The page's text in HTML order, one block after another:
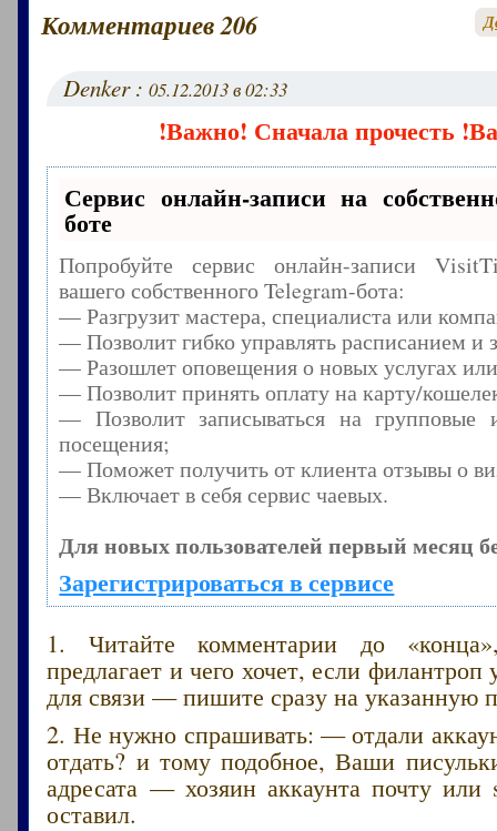
Комментариев 206
Denker :05.12.2013 в 02:33
!Важно! Сначала прочесть
Сервис онлайн-записи на
боте
Попробуйте сервис онлайн-записи
вашего собственного Telegram-бота:
— Разгрузит мастера, специалиста или
— Позволит гибко управлять расписанием и
— Разошлет оповещения о новых услугах
— Позволит принять оплату на карту/
— Позволит записываться на групповые
посещения;
— Поможет получить от клиента отзывы о
— Включает в себя сервис чаевых.
Для новых пользователей первый месяц
Зарегистрироваться в сервисе
1. Читайте комментарии до
предлагает и чего хочет, если филантроп
для связи — пишите сразу на указанную
2. Не нужно спрашивать: — отдали
отдать? и тому подобное, Ваши
адресата — хозяин аккаунта почту или
оставил.